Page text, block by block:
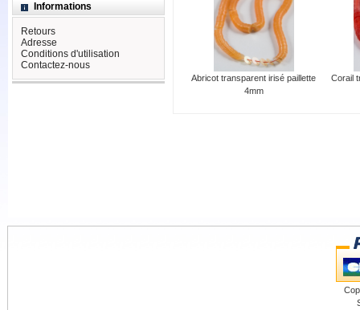
Abricot transparent irisé paillette
4mm
Corail
Informations
Retours
Adresse
Conditions d'utilisation
Contactez-nous